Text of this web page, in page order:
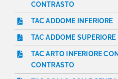
CONTRASTO
TAC ADDOME INFERIORE
TAC ADDOME SUPERIORE
TAC ARTO INFERIORE
CONTRASTO